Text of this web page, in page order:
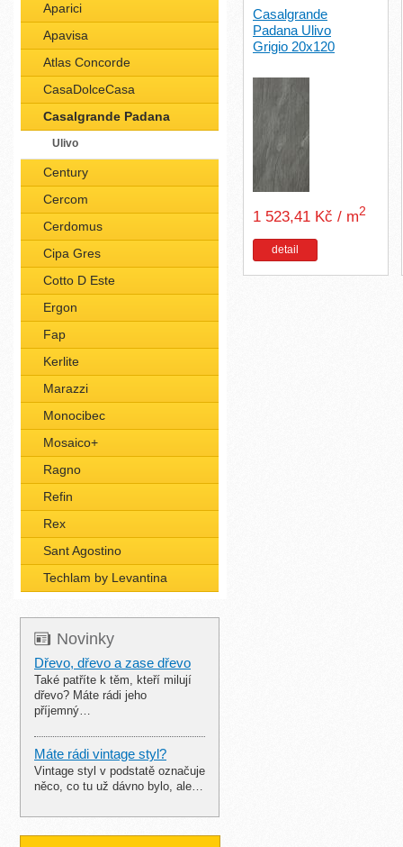
Aparici
Apavisa
Atlas Concorde
CasaDolceCasa
Casalgrande Padana
Ulivo
Century
Cercom
Cerdomus
Cipa Gres
Cotto D Este
Ergon
Fap
Kerlite
Marazzi
Monocibec
Mosaico+
Ragno
Refin
Rex
Sant Agostino
Techlam by Levantina
Novinky
Dřevo, dřevo a zase dřevo
Také patříte k těm, kteří milují
dřevo? Máte rádi jeho
příjemný…
Máte rádi vintage styl?
Vintage styl v podstatě označuje
něco, co tu už dávno bylo, ale…
Casalgrande
Padana Ulivo
Grigio 20x120
1 523,41 Kč / m2
detail